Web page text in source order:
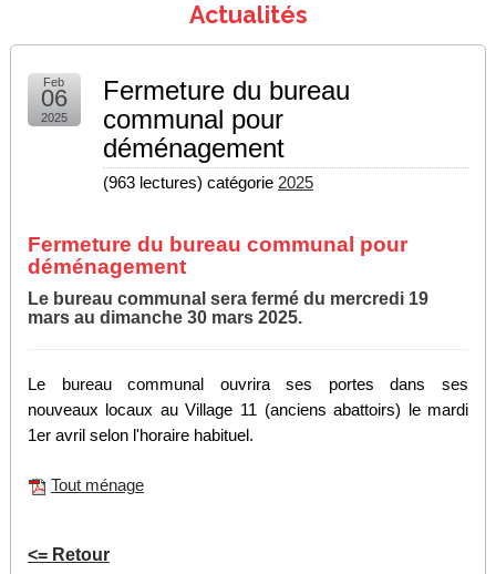
Actualités
Fermeture du bureau
communal pour
déménagement
(963 lectures) catégorie 2025
Feb
06
2025
Fermeture du bureau communal pour
déménagement
Le bureau communal sera fermé du mercredi 19
mars au dimanche 30 mars 2025.
Le bureau communal ouvrira ses portes dans ses
nouveaux locaux au Village 11 (anciens abattoirs) le mardi
1er avril selon l'horaire habituel.
Tout ménage
<= Retour